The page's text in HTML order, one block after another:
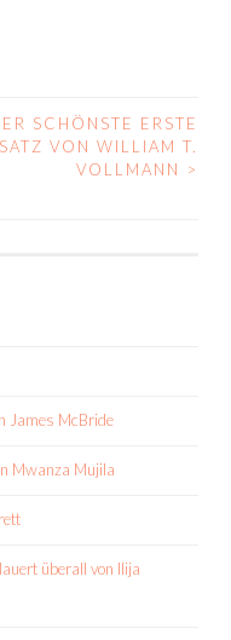
SCHÖNSTE ERSTE
SATZ VON WILLIAM T.
VOLLMANN
>
James McBride
Mwanza Mujila
überall von Ilija